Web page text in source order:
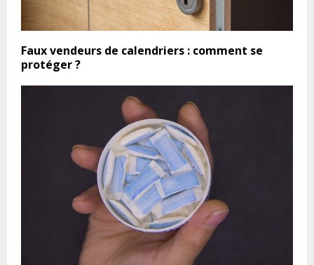
Faux vendeurs de calendriers : comment se
protéger ?